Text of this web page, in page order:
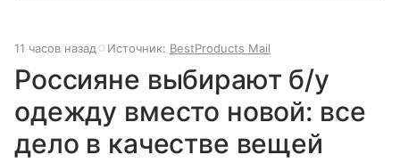
11 часов назад Источник: BestProducts Mail
Россияне выбирают б/у
одежду вместо новой: все
дело в качестве вещей